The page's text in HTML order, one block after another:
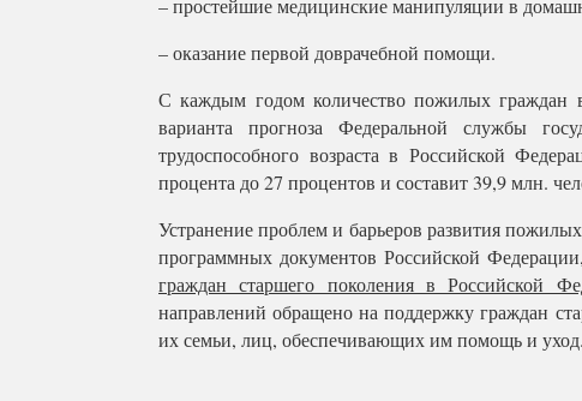
– простейшие медицинские манипуляции в
– оказание первой доврачебной помощи.
С каждым годом количество пожилых граждан
варианта прогноза Федеральной службы
трудоспособного возраста в Российской
процента до 27 процентов и составит 39,9 млн.
Устранение проблем и барьеров развития
программных документов Российской
граждан старшего поколения в Российской
направлений обращено на поддержку граждан
их семьи, лиц, обеспечивающих им помощь и уход.